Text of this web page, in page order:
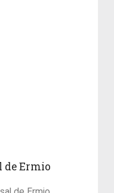
de Ermio